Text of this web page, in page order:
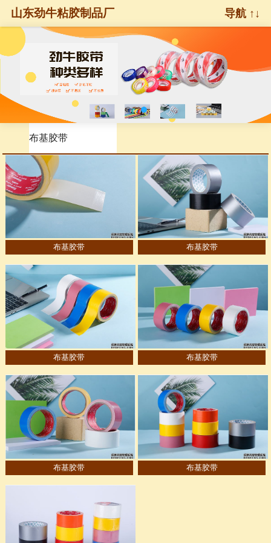
山东劲牛粘胶制品厂 导航 ↑↓
布基胶带
布基胶带 布基胶带
布基胶带 布基胶带
布基胶带 布基胶带